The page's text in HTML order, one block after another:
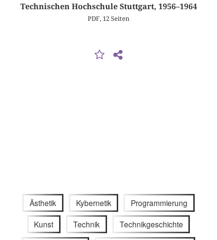
Technischen Hochschule Stuttgart, 1956–1964
PDF, 12 Seiten
Ästhetik Kybernetik Programmierung
Kunst Technik Technikgeschichte